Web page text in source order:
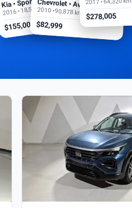
2016 • 18,500 km
$155,000
Chevrolet • Aveo
2010 • 90,878 km
$82,999
$278,005